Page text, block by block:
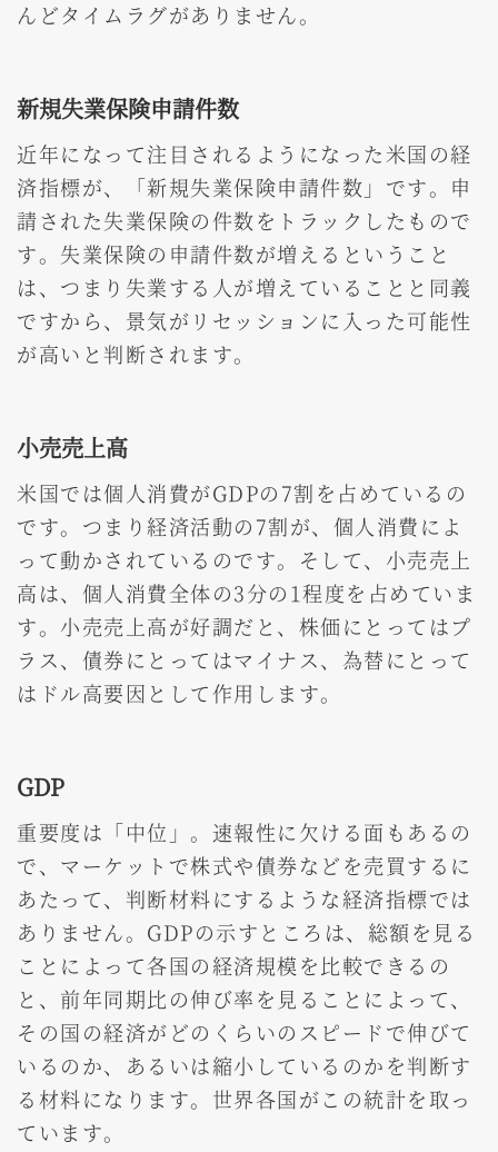
んどタイムラグがありません。
新規失業保険申請件数
近年になって注目されるようになった米国の経
済指標が、「新規失業保険申請件数」です。申
請された失業保険の件数をトラックしたもので
す。失業保険の申請件数が増えるということ
は、つまり失業する人が増えていることと同義
ですから、景気がリセッションに入った可能性
が高いと判断されます。
小売売上高
米国では個人消費がGDPの7割を占めているの
です。つまり経済活動の7割が、個人消費によ
って動かされているのです。そして、小売売上
高は、個人消費全体の3分の1程度を占めていま
す。小売売上高が好調だと、株価にとってはプ
ラス、債券にとってはマイナス、為替にとって
はドル高要因として作用します。
GDP
重要度は「中位」。速報性に欠ける面もあるの
で、マーケットで株式や債券などを売買するに
あたって、判断材料にするような経済指標では
ありません。GDPの示すところは、総額を見る
ことによって各国の経済規模を比較できるの
と、前年同期比の伸び率を見ることによって、
その国の経済がどのくらいのスピードで伸びて
いるのか、あるいは縮小しているのかを判断す
る材料になります。世界各国がこの統計を取っ
ています。